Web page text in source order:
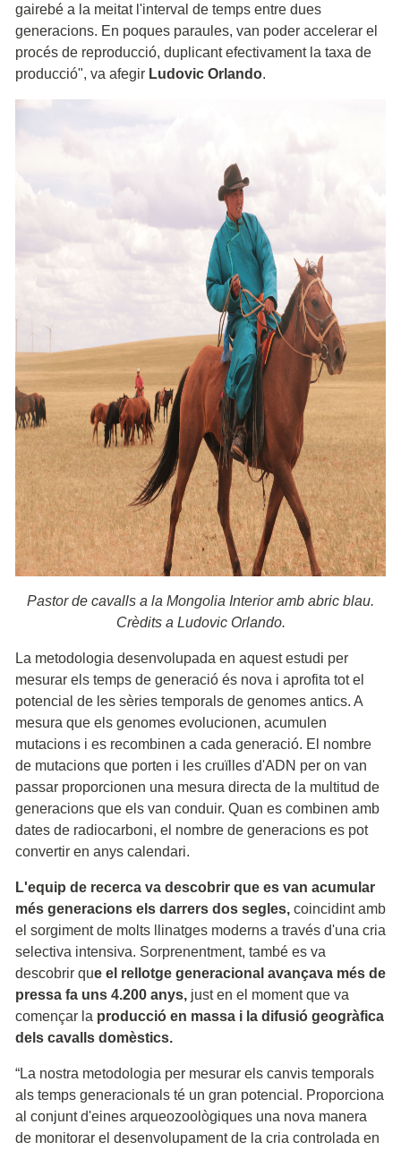
gairebé a la meitat l'interval de temps entre dues
generacions. En poques paraules, van poder accelerar el
procés de reproducció, duplicant efectivament la taxa de
producció", va afegir Ludovic Orlando.
Pastor de cavalls a la Mongolia Interior amb abric blau.
Crèdits a Ludovic Orlando.
La metodologia desenvolupada en aquest estudi per
mesurar els temps de generació és nova i aprofita tot el
potencial de les sèries temporals de genomes antics. A
mesura que els genomes evolucionen, acumulen
mutacions i es recombinen a cada generació. El nombre
de mutacions que porten i les cruïlles d'ADN per on van
passar proporcionen una mesura directa de la multitud de
generacions que els van conduir. Quan es combinen amb
dates de radiocarboni, el nombre de generacions es pot
convertir en anys calendari.
L'equip de recerca va descobrir que es van acumular
més generacions els darrers dos segles, coincidint amb
el sorgiment de molts llinatges moderns a través d'una cria
selectiva intensiva. Sorprenentment, també es va
descobrir que el rellotge generacional avançava més de
pressa fa uns 4.200 anys, just en el moment que va
començar la producció en massa i la difusió geogràfica
dels cavalls domèstics.
“La nostra metodologia per mesurar els canvis temporals
als temps generacionals té un gran potencial. Proporciona
al conjunt d'eines arqueozoològiques una nova manera
de monitorar el desenvolupament de la cria controlada en